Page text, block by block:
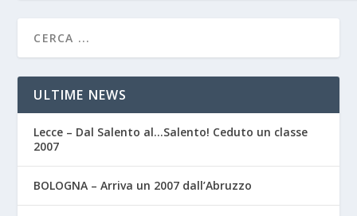
ULTIME NEWS
Lecce – Dal Salento al…Salento! Ceduto un classe
2007
BOLOGNA – Arriva un 2007 dall’Abruzzo